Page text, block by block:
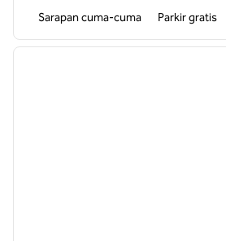
Sarapan cuma-cuma Parkir gratis
1 dari 6